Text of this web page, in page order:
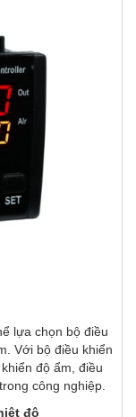
lựa chọn bộ điều
Với bộ điều khiển
độ ẩm, điều
công nghiệp.
độ